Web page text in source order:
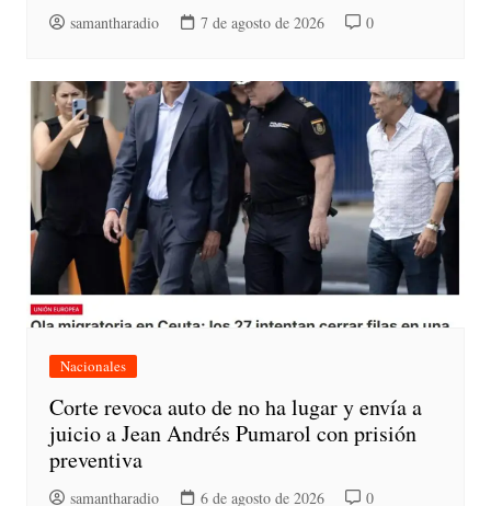
samantharadio 7 de agosto de 2026 0
Nacionales
Corte revoca auto de no ha lugar y envía a
juicio a Jean Andrés Pumarol con prisión
preventiva
samantharadio 6 de agosto de 2026 0